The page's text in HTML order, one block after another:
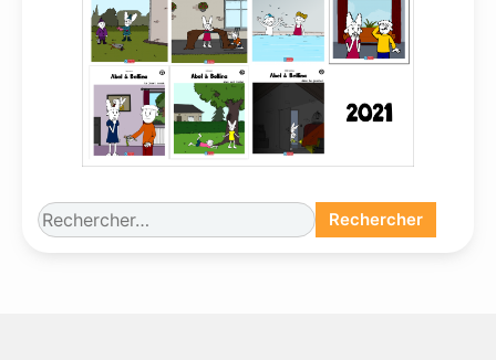
Rechercher :